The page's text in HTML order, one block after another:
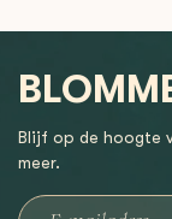
Blijf op de hoogte
meer.